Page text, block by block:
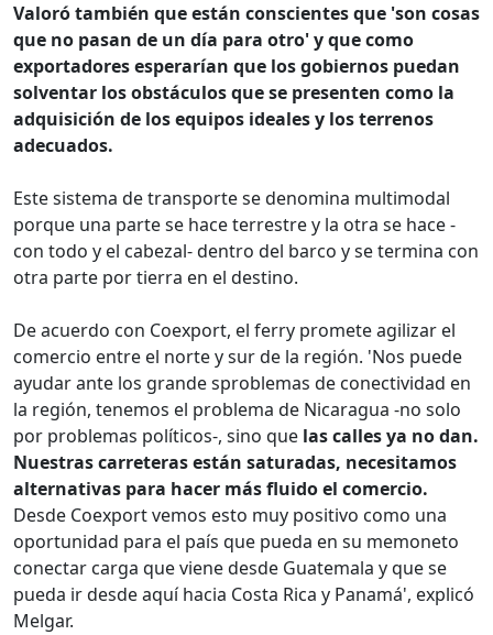
Valoró también que están conscientes que 'son cosas
que no pasan de un día para otro' y que como
exportadores esperarían que los gobiernos puedan
solventar los obstáculos que se presenten como la
adquisición de los equipos ideales y los terrenos
adecuados.
Este sistema de transporte se denomina multimodal
porque una parte se hace terrestre y la otra se hace -
con todo y el cabezal- dentro del barco y se termina con
otra parte por tierra en el destino.
De acuerdo con Coexport, el ferry promete agilizar el
comercio entre el norte y sur de la región. 'Nos puede
ayudar ante los grande sproblemas de conectividad en
la región, tenemos el problema de Nicaragua -no solo
por problemas políticos-, sino que las calles ya no dan.
Nuestras carreteras están saturadas, necesitamos
alternativas para hacer más fluido el comercio.
Desde Coexport vemos esto muy positivo como una
oportunidad para el país que pueda en su memoneto
conectar carga que viene desde Guatemala y que se
pueda ir desde aquí hacia Costa Rica y Panamá', explicó
Melgar.